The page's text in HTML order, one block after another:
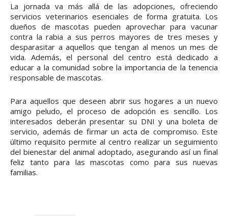
La jornada va más allá de las adopciones, ofreciendo
servicios veterinarios esenciales de forma gratuita. Los
dueños de mascotas pueden aprovechar para vacunar
contra la rabia a sus perros mayores de tres meses y
desparasitar a aquellos que tengan al menos un mes de
vida. Además, el personal del centro está dedicado a
educar a la comunidad sobre la importancia de la tenencia
responsable de mascotas.
Para aquellos que deseen abrir sus hogares a un nuevo
amigo peludo, el proceso de adopción es sencillo. Los
interesados deberán presentar su DNI y una boleta de
servicio, además de firmar un acta de compromiso. Este
último requisito permite al centro realizar un seguimiento
del bienestar del animal adoptado, asegurando así un final
feliz tanto para las mascotas como para sus nuevas
familias.